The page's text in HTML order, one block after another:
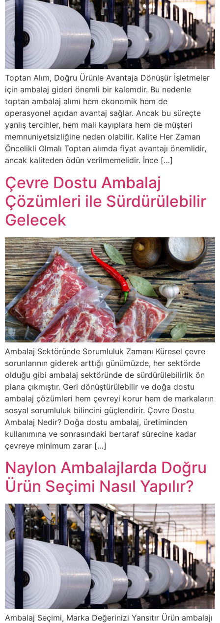
Toptan Alım, Doğru Ürünle Avantaja Dönüşür İşletmeler
için ambalaj gideri önemli bir kalemdir. Bu nedenle
toptan ambalaj alımı hem ekonomik hem de
operasyonel açıdan avantaj sağlar. Ancak bu süreçte
yanlış tercihler, hem mali kayıplara hem de müşteri
memnuniyetsizliğine neden olabilir. Kalite Her Zaman
Öncelikli Olmalı Toptan alımda fiyat avantajı önemlidir,
ancak kaliteden ödün verilmemelidir. İnce […]
Çevre Dostu Ambalaj
Çözümleri ile Sürdürülebilir
Gelecek
Ambalaj Sektöründe Sorumluluk Zamanı Küresel çevre
sorunlarının giderek arttığı günümüzde, her sektörde
olduğu gibi ambalaj sektöründe de sürdürülebilirlik ön
plana çıkmıştır. Geri dönüştürülebilir ve doğa dostu
ambalaj çözümleri hem çevreyi korur hem de markaların
sosyal sorumluluk bilincini güçlendirir. Çevre Dostu
Ambalaj Nedir? Doğa dostu ambalaj, üretiminden
kullanımına ve sonrasındaki bertaraf sürecine kadar
çevreye minimum zarar […]
Naylon Ambalajlarda Doğru
Ürün Seçimi Nasıl Yapılır?
Ambalaj Seçimi, Marka Değerinizi Yansıtır Ürün ambalajı